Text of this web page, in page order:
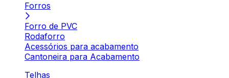
Forros
Forro de PVC
Rodaforro
Acessórios para acabamento
Cantoneira para Acabamento
Telhas